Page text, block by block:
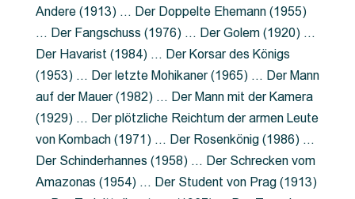
Andere (1913) … Der Doppelte Ehemann (1955)
… Der Fangschuss (1976) … Der Golem (1920) …
Der Havarist (1984) … Der Korsar des Königs
(1953) … Der letzte Mohikaner (1965) … Der Mann
auf der Mauer (1982) … Der Mann mit der Kamera
(1929) … Der plötzliche Reichtum der armen Leute
von Kombach (1971) … Der Rosenkönig (1986) …
Der Schinderhannes (1958) … Der Schrecken vom
Amazonas (1954) … Der Student von Prag (1913)